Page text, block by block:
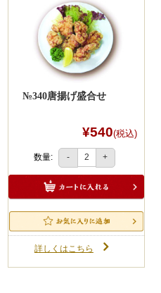
№340唐揚げ盛合せ
¥540(税込)
数量: - +
詳しくはこちら